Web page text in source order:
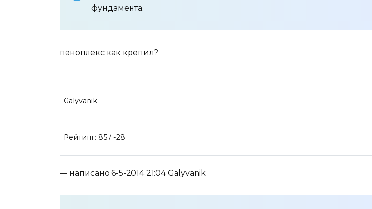
фундамента.
пеноплекс как крепил?
Galyvanik
Рейтинг: 85 / -28
— написано 6-5-2014 21:04 Galyvanik